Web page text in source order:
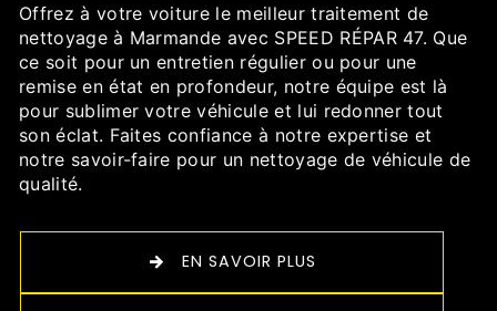
Offrez à votre voiture le meilleur traitement de
nettoyage à Marmande avec SPEED RÉPAR 47. Que
ce soit pour un entretien régulier ou pour une
remise en état en profondeur, notre équipe est là
pour sublimer votre véhicule et lui redonner tout
son éclat. Faites confiance à notre expertise et
notre savoir-faire pour un nettoyage de véhicule de
qualité.
EN SAVOIR PLUS